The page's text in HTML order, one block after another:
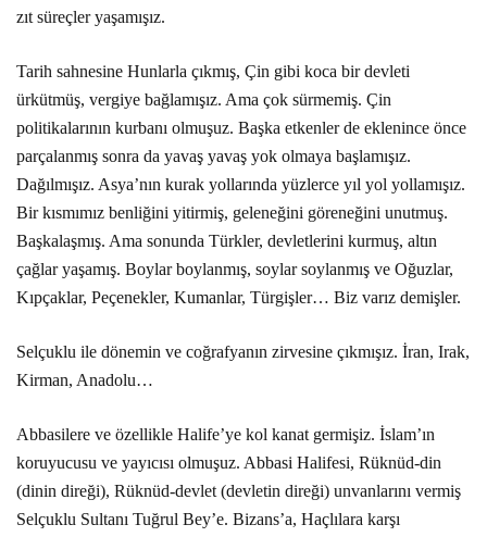
zıt süreçler yaşamışız.
Tarih sahnesine Hunlarla çıkmış, Çin gibi koca bir devleti
ürkütmüş, vergiye bağlamışız. Ama çok sürmemiş. Çin
politikalarının kurbanı olmuşuz. Başka etkenler de eklenince önce
parçalanmış sonra da yavaş yavaş yok olmaya başlamışız.
Dağılmışız. Asya’nın kurak yollarında yüzlerce yıl yol yollamışız.
Bir kısmımız benliğini yitirmiş, geleneğini göreneğini unutmuş.
Başkalaşmış. Ama sonunda Türkler, devletlerini kurmuş, altın
çağlar yaşamış. Boylar boylanmış, soylar soylanmış ve Oğuzlar,
Kıpçaklar, Peçenekler, Kumanlar, Türgişler… Biz varız demişler.
Selçuklu ile dönemin ve coğrafyanın zirvesine çıkmışız. İran, Irak,
Kirman, Anadolu…
Abbasilere ve özellikle Halife’ye kol kanat germişiz. İslam’ın
koruyucusu ve yayıcısı olmuşuz. Abbasi Halifesi, Rüknüd-din
(dinin direği), Rüknüd-devlet (devletin direği) unvanlarını vermiş
Selçuklu Sultanı Tuğrul Bey’e. Bizans’a, Haçlılara karşı